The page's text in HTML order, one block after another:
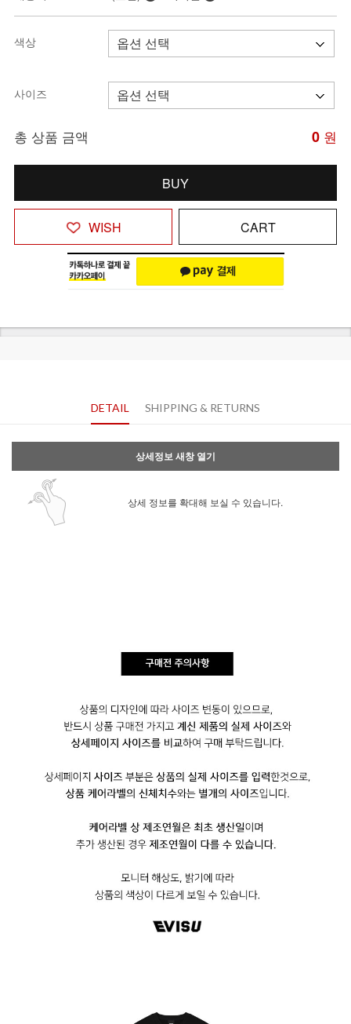
색상
사이즈
총 상품 금액 0 원
BUY
WISH CART
DETAIL SHIPPING & RETURNS
상세정보 새창 열기
상세 정보를 확대해 보실 수 있습니다.